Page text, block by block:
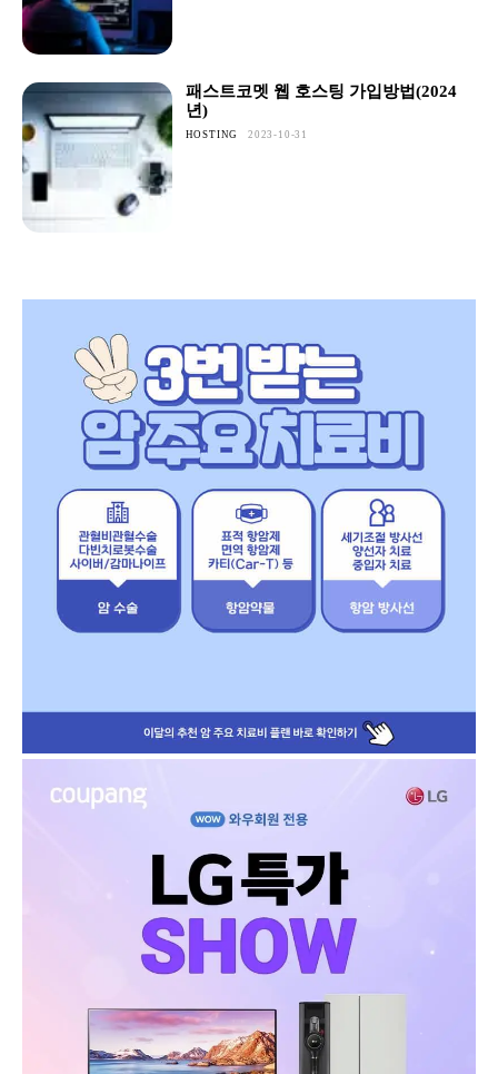
패스트코멧 웹 호스팅 가입방법(2024
년)
HOSTING 2023-10-31